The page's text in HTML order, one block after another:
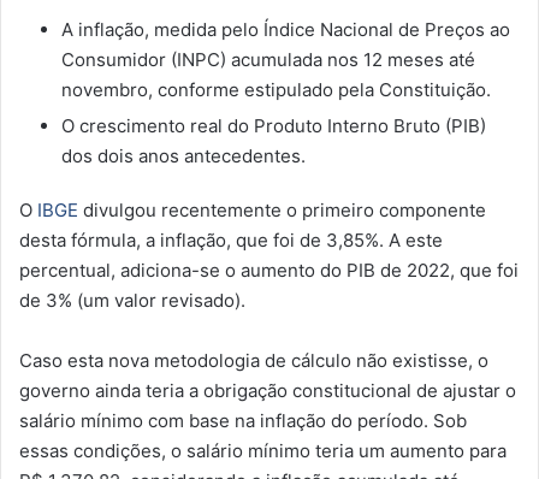
A inflação, medida pelo Índice Nacional de Preços ao
Consumidor (INPC) acumulada nos 12 meses até
novembro, conforme estipulado pela Constituição.
O crescimento real do Produto Interno Bruto (PIB)
dos dois anos antecedentes.
O IBGE divulgou recentemente o primeiro componente
desta fórmula, a inflação, que foi de 3,85%. A este
percentual, adiciona-se o aumento do PIB de 2022, que foi
de 3% (um valor revisado).
Caso esta nova metodologia de cálculo não existisse, o
governo ainda teria a obrigação constitucional de ajustar o
salário mínimo com base na inflação do período. Sob
essas condições, o salário mínimo teria um aumento para